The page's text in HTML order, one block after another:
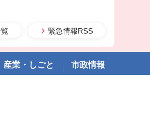
緊急情報RSS
産業・しごと 市政情報